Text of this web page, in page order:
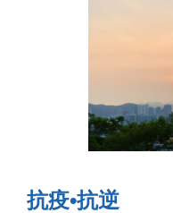
抗疫•抗逆